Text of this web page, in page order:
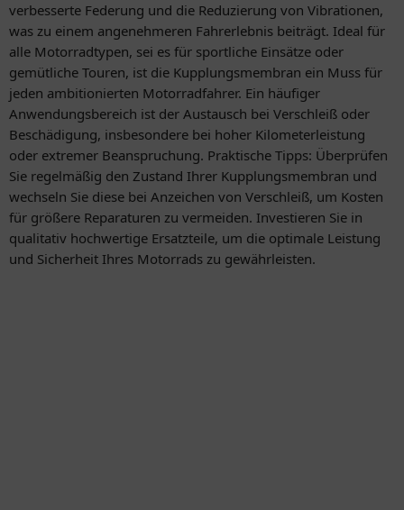
verbesserte Federung und die Reduzierung von Vibrationen,
was zu einem angenehmeren Fahrerlebnis beiträgt. Ideal für
alle Motorradtypen, sei es für sportliche Einsätze oder
gemütliche Touren, ist die Kupplungsmembran ein Muss für
jeden ambitionierten Motorradfahrer. Ein häufiger
Anwendungsbereich ist der Austausch bei Verschleiß oder
Beschädigung, insbesondere bei hoher Kilometerleistung
oder extremer Beanspruchung. Praktische Tipps: Überprüfen
Sie regelmäßig den Zustand Ihrer Kupplungsmembran und
wechseln Sie diese bei Anzeichen von Verschleiß, um Kosten
für größere Reparaturen zu vermeiden. Investieren Sie in
qualitativ hochwertige Ersatzteile, um die optimale Leistung
und Sicherheit Ihres Motorrads zu gewährleisten.